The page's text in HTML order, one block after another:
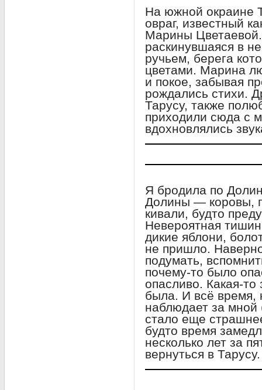
На южной окраине
овраг, известный
Марины
раскинувшаяся в
ручьем, берега
цветами. Марина
и покое, забывая
рождались стихи.
Тарусу, также
приходили сюда с
вдохновлялись
Я бродила по
Долины — коровы,
кивали, будто
Невероятная
дикие яблони,
не пришло.
подумать,
почему-то было
опасливо. Какая-
была. И всё время,
наблюдает за
стало еще
будто время
несколько лет за
вернуться в Тарусу.